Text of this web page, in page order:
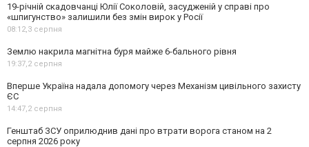
19-річній скадовчанці Юлії Соколовій, засудженій у справі про
«шпигунство» залишили без змін вирок у Росії
08:12, 3 серпня
Землю накрила магнітна буря майже 6-бального рівня
19:37, 2 серпня
Вперше Україна надала допомогу через Механізм цивільного захисту
ЄС
14:47, 2 серпня
Генштаб ЗСУ оприлюднив дані про втрати ворога станом на 2
серпня 2026 року